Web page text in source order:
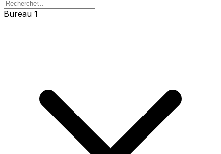
Bureau 1